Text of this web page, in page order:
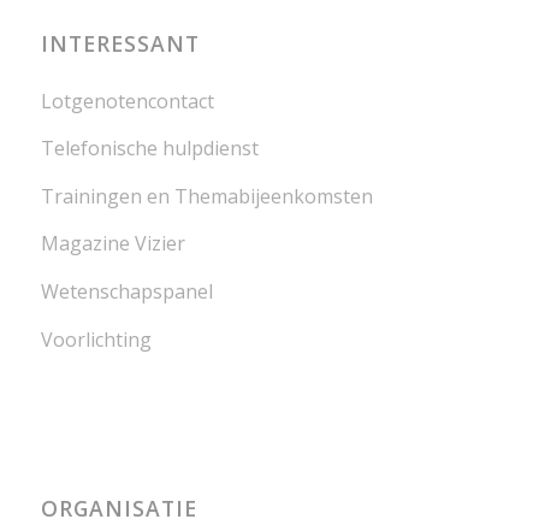
INTERESSANT
Lotgenotencontact
Telefonische hulpdienst
Trainingen en Themabijeenkomsten
Magazine Vizier
Wetenschapspanel
Voorlichting
ORGANISATIE